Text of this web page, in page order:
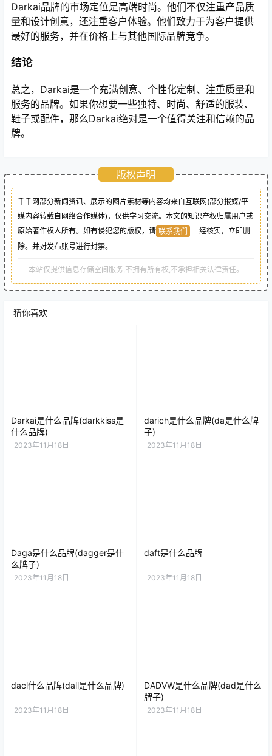
Darkai品牌的市场定位是高端时尚。他们不仅注重产品质
量和设计创意，还注重客户体验。他们致力于为客户提供
最好的服务，并在价格上与其他国际品牌竞争。
结论
总之，Darkai是一个充满创意、个性化定制、注重质量和
服务的品牌。如果你想要一些独特、时尚、舒适的服装、
鞋子或配件，那么Darkai绝对是一个值得关注和信赖的品
牌。
版权声明
千千网部分新闻资讯、展示的图片素材等内容均来自互联网(部分报媒/平
媒内容转载自网络合作媒体)，仅供学习交流。本文的知识产权归属用户或
原始著作权人所有。如有侵犯您的版权，请 联系我们
一经核实，立即删
除。并对发布账号进行封禁。
本站仅提供信息存储空间服务,不拥有所有权,不承担相关法律责任。
猜你喜欢
Darkai是什么品牌(darkkiss是
什么品牌)
2023年11月18日
darich是什么品牌(da是什么牌
子)
2023年11月18日
Daga是什么品牌(dagger是什
么牌子)
2023年11月18日
daft是什么品牌
2023年11月18日
dacl什么品牌(dall是什么品牌)
2023年11月18日
DADVW是什么品牌(dad是什么
牌子)
2023年11月18日